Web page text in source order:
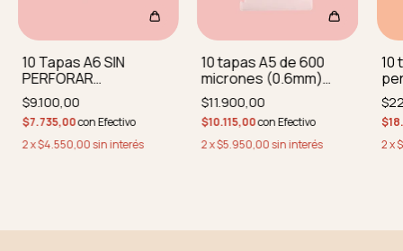
10 Tapas A6 SIN
PERFORAR
REDONDEADAS
$9.100,00
$7.735,00conEfectivo
2x$4.550,00sin interés
10 tapas A5 de 600
micrones (0.6mm)
PERFORADAS Y
REDONDEADAS
$11.900,00
$10.115,00conEfectivo
2x$5.950,00sin interés
10
2x